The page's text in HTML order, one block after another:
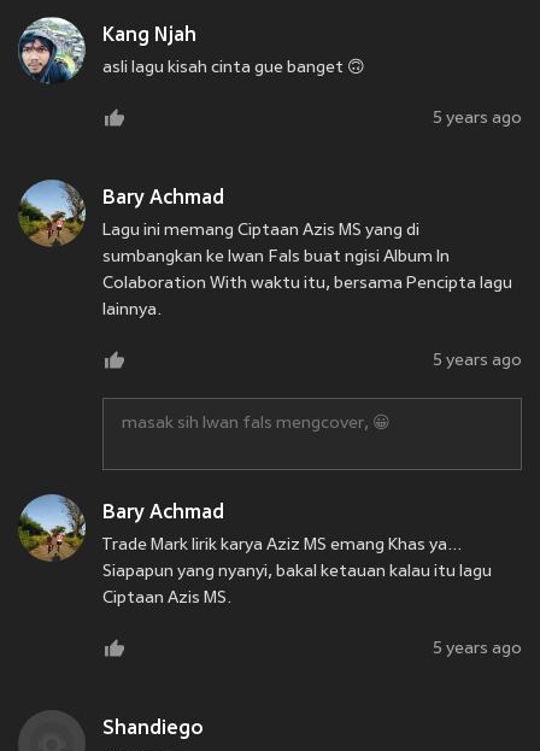
Kang Njah
asli lagu kisah cinta gue banget 🙃
5 years ago
Bary Achmad
Lagu ini memang Ciptaan Azis MS yang di
sumbangkan ke Iwan Fals buat ngisi Album In
Colaboration With waktu itu, bersama Pencipta lagu
lainnya.
5 years ago
masak sih Iwan fals mengcover, 😀
Bary Achmad
Trade Mark lirik karya Aziz MS emang Khas ya...
Siapapun yang nyanyi, bakal ketauan kalau itu lagu
Ciptaan Azis MS.
5 years ago
Shandiego